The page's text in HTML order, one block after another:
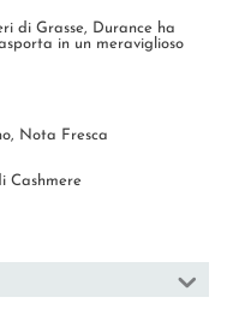
di Grasse, Durance ha
in un meraviglioso
Nota Fresca
Cashmere